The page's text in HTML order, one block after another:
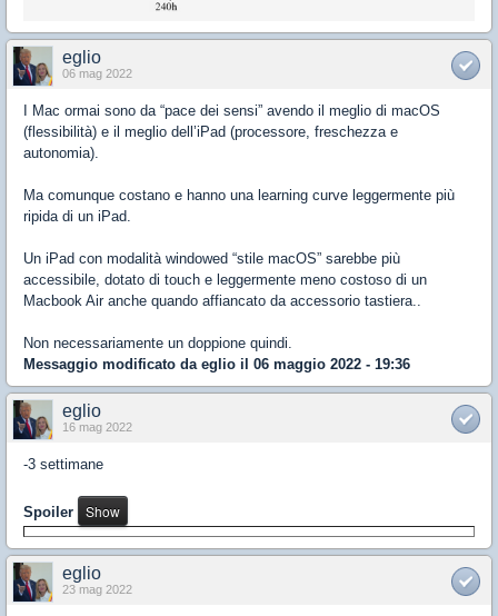
eglio
06 mag 2022
I Mac ormai sono da “pace dei sensi” avendo il meglio di macOS
(flessibilità) e il meglio dell’iPad (processore, freschezza e
autonomia).
Ma comunque costano e hanno una learning curve leggermente più
ripida di un iPad.
Un iPad con modalità windowed “stile macOS” sarebbe più
accessibile, dotato di touch e leggermente meno costoso di un
Macbook Air anche quando affiancato da accessorio tastiera..
Non necessariamente un doppione quindi.
Messaggio modificato da eglio il 06 maggio 2022 - 19:36
eglio
16 mag 2022
-3 settimane
Spoiler
eglio
23 mag 2022